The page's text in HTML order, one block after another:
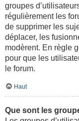
groupes
régulièrement les
de supprimer les
déplacer, les
modèrent. En règle
pour que les
le forum.
Haut
Que sont les